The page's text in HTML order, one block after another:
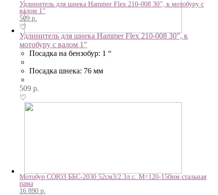
Удлинитель для шнека Hammer Flex 210-008 30”, к мотобуру с
валом 1”
509 р.
♡
Удлинитель для шнека Hammer Flex 210-008 30”, к
мотобуру с валом 1”
Посадка на бензобур: 1 “
Посадка шнека: 76 мм
509 р.
♡
Мотобур СОЮЗ ББС-2030 52см3/2.3л.с. М=120-150нм стальная
рама
16 890 р.